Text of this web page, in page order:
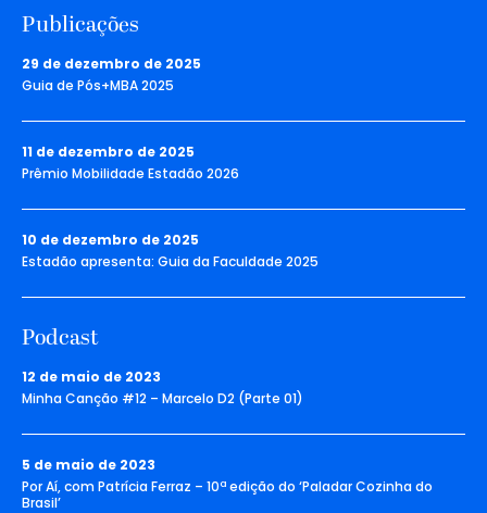
Publicações
29 de dezembro de 2025
Guia de Pós+MBA 2025
11 de dezembro de 2025
Prêmio Mobilidade Estadão 2026
10 de dezembro de 2025
Estadão apresenta: Guia da Faculdade 2025
Podcast
12 de maio de 2023
Minha Canção #12 – Marcelo D2 (Parte 01)
5 de maio de 2023
Por Aí, com Patrícia Ferraz – 10ª edição do ‘Paladar Cozinha do
Brasil’